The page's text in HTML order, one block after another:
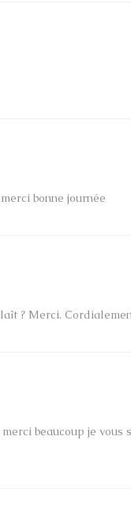
bonne journée
? Merci.
beaucoup je vous